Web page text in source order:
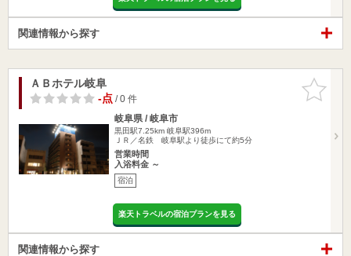
関連情報から探す
お気に入
りに追加
ＡＢホテル岐阜
-点/ 0 件
岐阜県 / 岐阜市
黒田駅7.25km 岐阜駅396m
ＪＲ／名鉄 岐阜駅より徒歩にて約5分
営業時間
入浴料金 ～
宿泊
楽天トラベルの宿泊プランを見る
関連情報から探す